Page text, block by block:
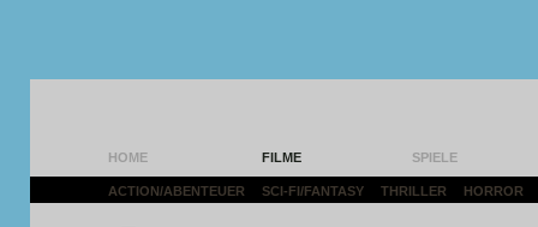
HOME FILME SPIELE
ACTION/ABENTEUER SCI-FI/FANTASY THRILLER HORROR